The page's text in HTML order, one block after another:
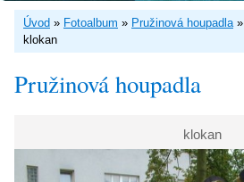
Úvod » Fotoalbum » Pružinová houpadla»
klokan
Pružinová houpadla
klokan